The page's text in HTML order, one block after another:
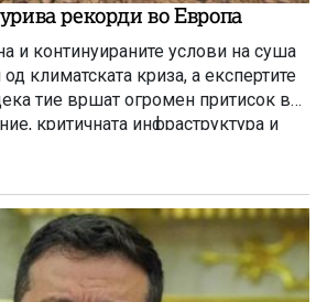
рекорди во Европа
и континуираните услови на суша
тие вршат огромен притисок врз
критичната инфраструктура и
регион.